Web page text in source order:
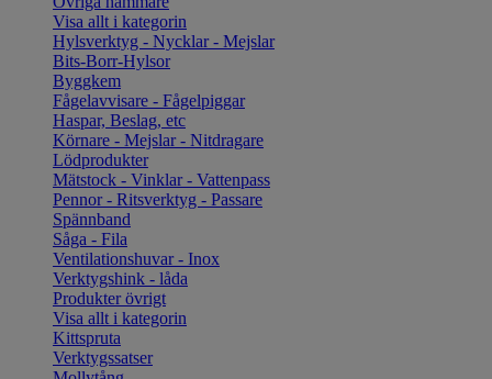
Visa allt i kategorin
Hylsverktyg - Nycklar - Mejslar
Bits-Borr-Hylsor
Byggkem
Fågelavvisare - Fågelpiggar
Haspar, Beslag, etc
Körnare - Mejslar - Nitdragare
Lödprodukter
Mätstock - Vinklar - Vattenpass
Pennor - Ritsverktyg - Passare
Spännband
Såga - Fila
Ventilationshuvar - Inox
Verktygshink - låda
Produkter övrigt
Visa allt i kategorin
Kittspruta
Verktygssatser